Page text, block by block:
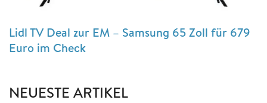
Lidl TV Deal zur EM – Samsung 65 Zoll für 679
Euro im Check
NEUESTE ARTIKEL